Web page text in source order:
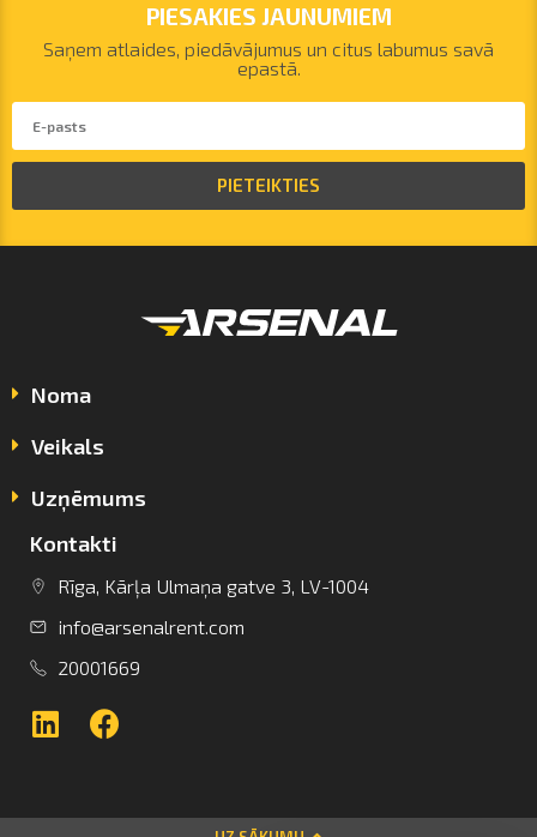
info@arsenalrent.com
+37120001669
Lietuva
PIESAKIES JAUNUMIEM
Saņem atlaides, piedāvājumus un citus labumus savā
epastā.
PIETEIKTIES
Noma
Veikals
Uzņēmums
Kontakti
Rīga, Kārļa Ulmaņa gatve 3, LV-1004
info@arsenalrent.com
20001669